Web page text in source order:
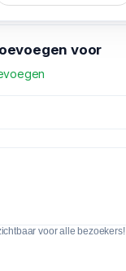
voor
voor alle bezoekers!